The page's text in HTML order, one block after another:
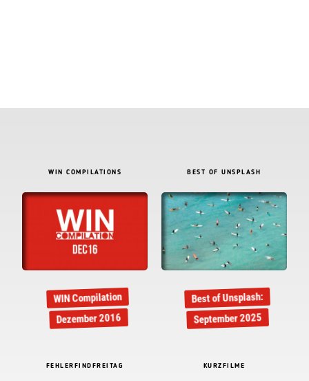
WIN COMPILATIONS
WIN Compilation
Dezember 2016
BEST OF UNSPLASH
Best of Unsplash:
September 2025
FEHLERFINDFREITAG KURZFILME